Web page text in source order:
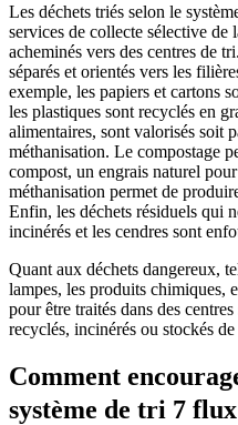
Les déchets triés selon le
services de collecte sélective de
acheminés vers des centres de
séparés et orientés vers les
exemple, les papiers et cartons
les plastiques sont recyclés en
alimentaires, sont valorisés soit
méthanisation. Le compostage
compost, un engrais naturel
méthanisation permet de
Enfin, les déchets résiduels qui
incinérés et les cendres sont
Quant aux déchets dangereux,
lampes, les produits chimiques,
pour être traités dans des
recyclés, incinérés ou stockés
Comment
système de tri 7